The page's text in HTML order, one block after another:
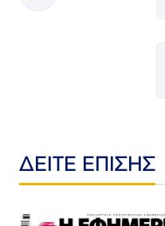
ΔΕΙΤΕ ΕΠΙΣΗΣ